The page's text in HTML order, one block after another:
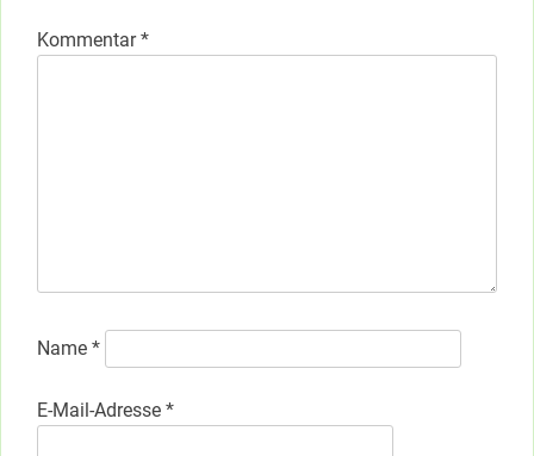
Kommentar*
Name *
E-Mail-Adresse *